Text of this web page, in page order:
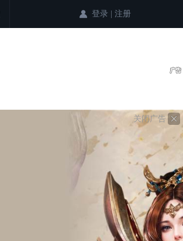
关闭广告
登录 | 注册